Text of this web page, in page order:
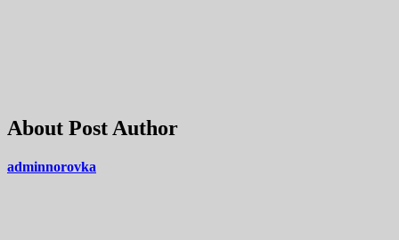
About Post Author
adminnorovka